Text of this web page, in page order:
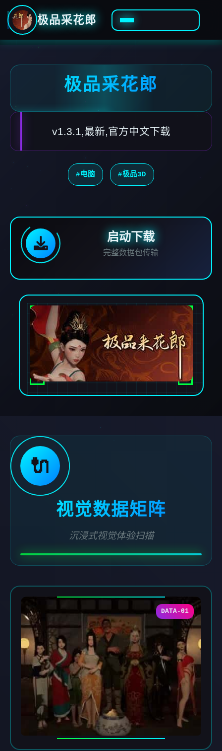
极品采花郎
极品采花郎
v1.3.1,最新,官方中文下载
#电脑 #极品3D
启动下载
完整数据包传输
🔌
视觉数据矩阵
沉浸式视觉体验扫描
DATA-01